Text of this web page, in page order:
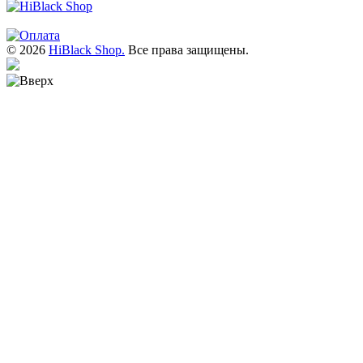
© 2026 HiBlack Shop. Все права защищены.